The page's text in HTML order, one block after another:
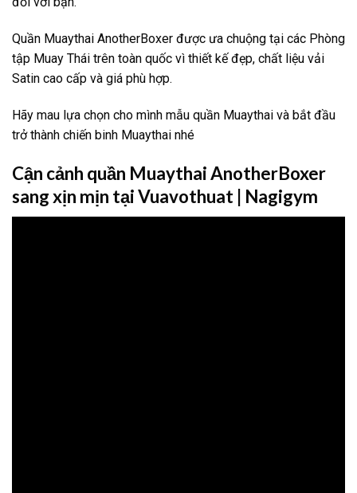
Quần Muaythai AnotherBoxer được ưa chuộng tại các Phòng
tập Muay Thái trên toàn quốc vì thiết kế đẹp, chất liệu vải
Satin cao cấp và giá phù hợp.
Hãy mau lựa chọn cho mình mẫu quần Muaythai và bắt đầu
trở thành chiến binh Muaythai nhé
Cận cảnh quần Muaythai AnotherBoxer
sang xịn mịn tại Vuavothuat | Nagigym